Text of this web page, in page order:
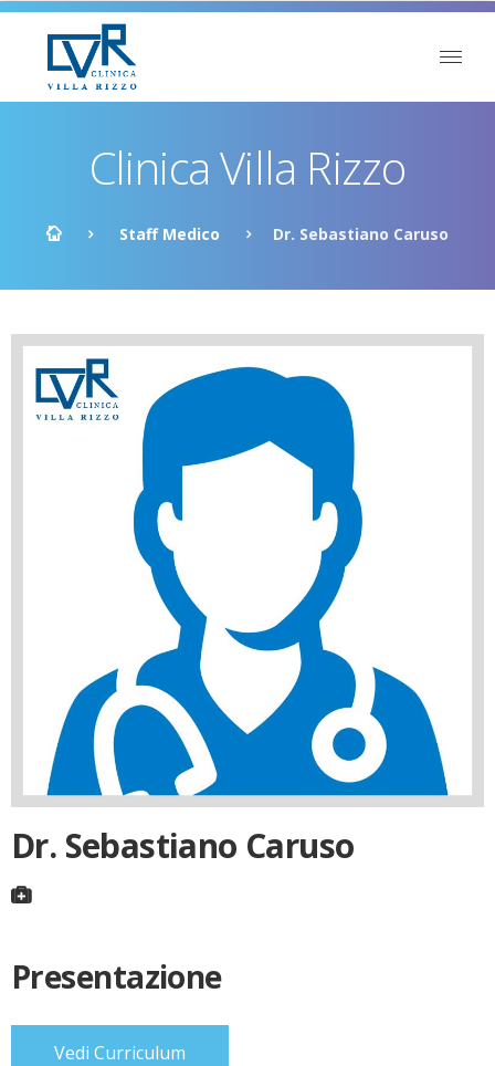
Clinica Villa Rizzo
Staff Medico Dr. Sebastiano Caruso
Dr. Sebastiano Caruso
Presentazione
Vedi Curriculum